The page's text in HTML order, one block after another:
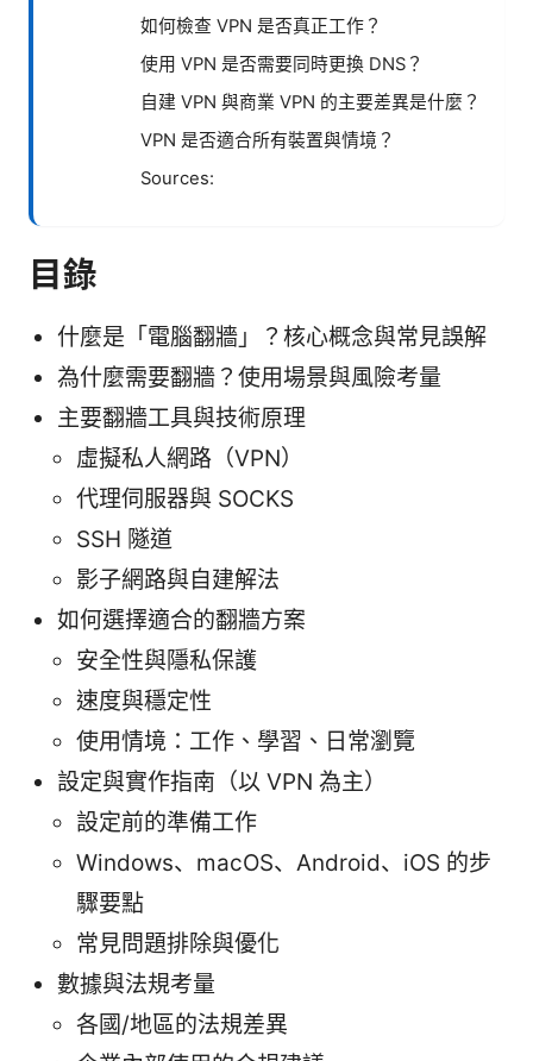
如何檢查 VPN 是否真正工作？
使用 VPN 是否需要同時更換 DNS？
自建 VPN 與商業 VPN 的主要差異是什麼？
VPN 是否適合所有裝置與情境？
Sources:
目錄
什麼是「電腦翻牆」？核心概念與常見誤解
為什麼需要翻牆？使用場景與風險考量
主要翻牆工具與技術原理
虛擬私人網路（VPN）
代理伺服器與 SOCKS
SSH 隧道
影子網路與自建解法
如何選擇適合的翻牆方案
安全性與隱私保護
速度與穩定性
使用情境：工作、學習、日常瀏覽
設定與實作指南（以 VPN 為主）
設定前的準備工作
Windows、macOS、Android、iOS 的步
驟要點
常見問題排除與優化
數據與法規考量
各國/地區的法規差異